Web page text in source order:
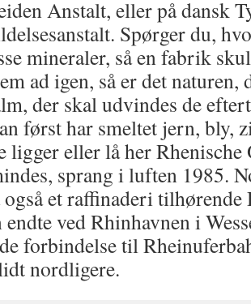
Anstalt, eller på dansk
Spørger du,
mineraler, så en fabrik
ad igen, så er det
der skal udvindes de
først har smeltet jern, bly,
ligger eller lå her Rhenische
sprang i luften 1985.
et raffinaderi tilhørende
ved Rhinhavnen i
forbindelse til
nordligere.